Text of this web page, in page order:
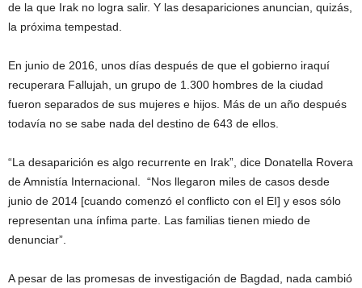
de la que Irak no logra salir. Y las desapariciones anuncian, quizás,
la próxima tempestad.
En junio de 2016, unos días después de que el gobierno iraquí
recuperara Fallujah, un grupo de 1.300 hombres de la ciudad
fueron separados de sus mujeres e hijos. Más de un año después
todavía no se sabe nada del destino de 643 de ellos.
“La desaparición es algo recurrente en Irak”, dice Donatella Rovera
de Amnistía Internacional. “Nos llegaron miles de casos desde
junio de 2014 [cuando comenzó el conflicto con el EI] y esos sólo
representan una ínfima parte. Las familias tienen miedo de
denunciar”.
A pesar de las promesas de investigación de Bagdad, nada cambió